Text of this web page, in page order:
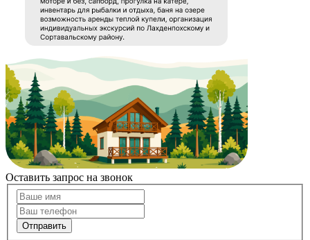
Оставить запрос на звонок